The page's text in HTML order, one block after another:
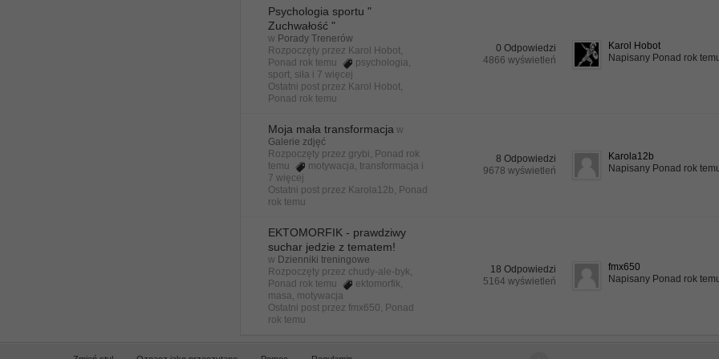
Psychologia sportu "
Zuchwałość "
w Porady Trenerów
Rozpoczęty przez Karol Hobot,
Ponad rok temu
psychologia,
sport, siła i 7 więcej
Ostatni post przez Karol Hobot,
Ponad rok temu
0 Odpowiedzi
4866 wyświetleń
Karol Hobot
Napisany Ponad rok
Moja mała transformacja w
Galerie zdjęć
Rozpoczęty przez grybi, Ponad rok
temu
motywacja,transformacja i
7 więcej
Ostatni post przez Karola12b, Ponad
rok temu
8 Odpowiedzi
9678 wyświetleń
Karola12b
Napisany Ponad rok
EKTOMORFIK - prawdziwy
suchar jedzie z tematem!
w Dzienniki treningowe
Rozpoczęty przez chudy-ale-byk,
Ponad rok temu
ektomorfik,
masa, motywacja
Ostatni post przezfmx650, Ponad
rok temu
18 Odpowiedzi
5164 wyświetleń
fmx650
Napisany Ponad rok